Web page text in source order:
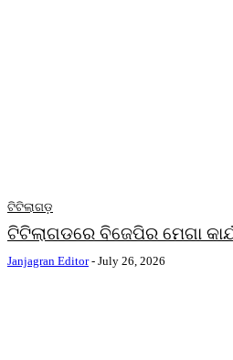
ଟିଟିଲାଗଡ଼
ଟିଟିଲାଗଡରେ ବିଜେପିର ମେଗା
Janjagran Editor - July 26, 2026